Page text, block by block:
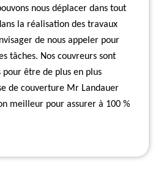
nous déplacer dans tout
la réalisation des travaux
de nous appeler pour
tâches. Nos couvreurs sont
être de plus en plus
de couverture Mr Landauer
meilleur pour assurer à 100 %